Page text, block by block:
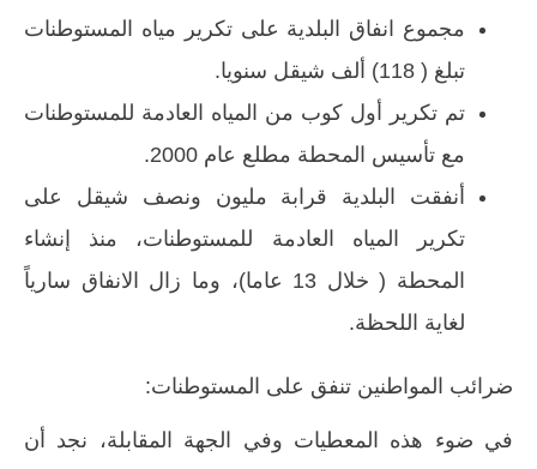
مجموع انفاق البلدية على تكرير مياه المستوطنات
تبلغ ( 118) ألف شيقل سنويا.
تم تكرير أول كوب من المياه العادمة للمستوطنات
مع تأسيس المحطة مطلع عام 2000.
أنفقت البلدية قرابة مليون ونصف شيقل على
تكرير المياه العادمة للمستوطنات، منذ إنشاء
المحطة ( خلال 13 عاما)، وما زال الانفاق سارياً
لغاية اللحظة.
ضرائب المواطنين تنفق على المستوطنات:
في ضوء هذه المعطيات وفي الجهة المقابلة، نجد أن